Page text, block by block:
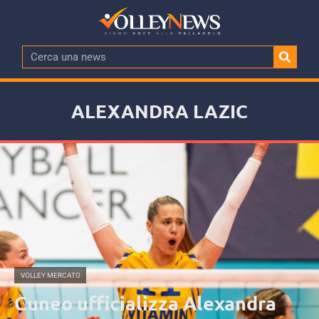
ALEXANDRA LAZIC
VOLLEY MERCATO
Cuneo ufficializza Alexandra